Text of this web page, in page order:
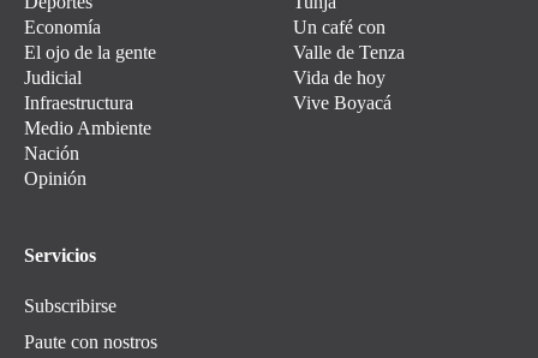
Economía
El ojo de la gente
Judicial
Infraestructura
Medio Ambiente
Nación
Opinión
Un café con
Valle de Tenza
Vida de hoy
Vive Boyacá
Servicios
Subscribirse
Paute con nostros